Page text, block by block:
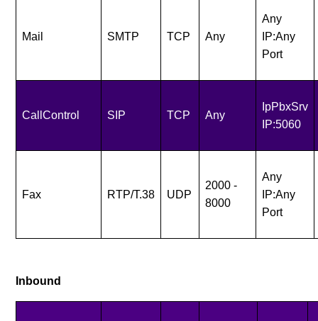
Mail SMTP TCP Any
Any
IP:Any
Port
CallControl SIP TCP Any
IpPbxSrv
IP:5060
Fax RTP/T.38 UDP
2000 -
8000
Any
IP:Any
Port
Inbound